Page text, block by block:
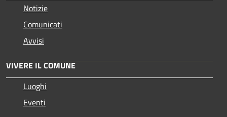
Notizie
Comunicati
Avvisi
VIVERE IL COMUNE
Luoghi
Eventi